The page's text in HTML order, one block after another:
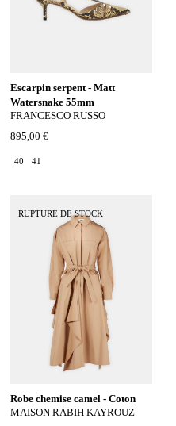
Escarpin serpent - Matt
Watersnake 55mm
FRANCESCO RUSSO
895,00 €
40 41
RUPTURE DE STOCK
Robe chemise camel - Coton
MAISON RABIH KAYROUZ